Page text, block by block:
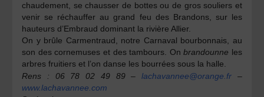
chaudement, se chausser de bottes ou de gros souliers et
venir se réchauffer au grand feu des Brandons, sur les
hauteurs d’Embraud dominant la rivière Allier.
On y brûle Carmentraud, notre Carnaval bourbonnais, au
son des cornemuses et des tambours. Onbrandounne les
arbres fruitiers et l’on danse les bourrées sous la halle.
Rens : 06 78 02 49 89 –lachavannee@orange.fr –
www.lachavannee.com